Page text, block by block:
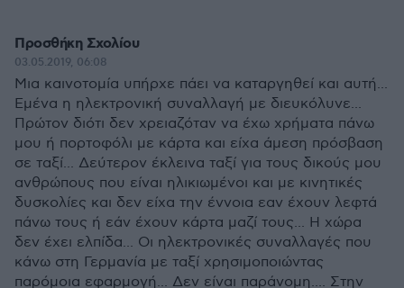
Προσθήκη Σχολίου
03.05.2019, 06:08
Μια καινοτομία υπήρχε πάει να καταργηθεί και αυτή...
Εμένα η ηλεκτρονική συναλλαγή με διευκόλυνε...
Πρώτον διότι δεν χρειαζόταν να έχω χρήματα πάνω
μου ή πορτοφόλι με κάρτα και είχα άμεση πρόσβαση
σε ταξί... Δεύτερον έκλεινα ταξί για τους δικούς μου
ανθρώπους που είναι ηλικιωμένοι και με κινητικές
δυσκολίες και δεν είχα την έννοια εαν έχουν λεφτά
πάνω τους ή εάν έχουν κάρτα μαζί τους... Η χώρα
δεν έχει ελπίδα... Οι ηλεκτρονικές συναλλαγές που
κάνω στη Γερμανία με ταξί χρησιμοποιώντας
παρόμοια εφαρμογή... Δεν είναι παράνομη.... Στην